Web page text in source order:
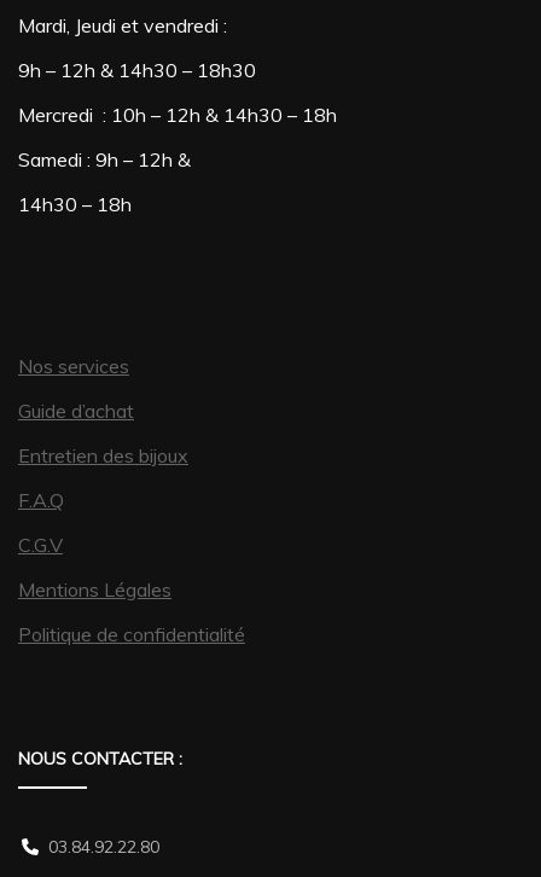
Mardi, Jeudi et vendredi :
9h – 12h & 14h30 – 18h30
Mercredi : 10h – 12h & 14h30 – 18h
Samedi : 9h – 12h &
14h30 – 18h
Nos services
Guide d’achat
Entretien des bijoux
F.A.Q
C.G.V
Mentions Légales
Politique de confidentialité
NOUS CONTACTER :
03.84.92.22.80